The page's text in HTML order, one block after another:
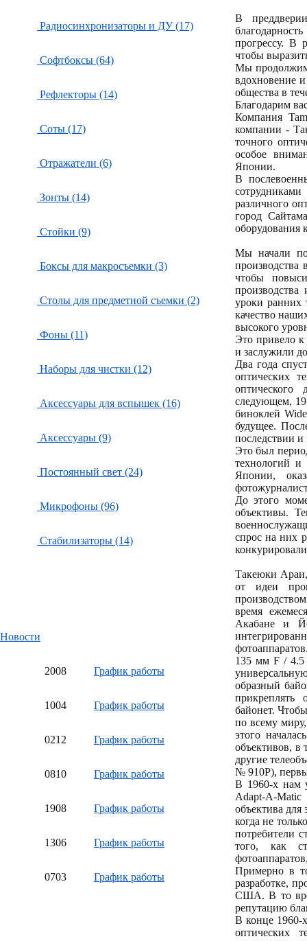
Радиосинхронизаторы и ДУ (17)
Софтбоксы (64)
Рефлекторы (14)
Соты (17)
Отражатели (6)
Зонты (14)
Стойки (9)
Боксы для макросъемки (3)
Столы для предметной съемки (2)
Фоны (11)
Наборы для чистки (12)
Аксессуары для вспышек (16)
Аксессуары (9)
Постоянный свет (24)
Микрофоны (96)
Стабилизаторы (14)
Новости
2008 График работы
1004 График работы
0212 График работы
0810 График работы
1908 График работы
1306 График работы
0703 График работы
В
прогрессу. В
чтобы
Мы продолжим
вдохновение
общества в
Благодарим
Компания
компании -
точного
особое
Японии.
В
различного
город
оборудования
Мы начали
чтобы
уроки ранних
качество
высокого
Это привело к
и заслужили
Два года
оптических
оптического
следующем,
биноклей
будущее.
последствии и
Это был
технологий
Японии,
До этого
объективы.
спрос на них
Такеюки Араи,
от идеи
время
Акабане и
135 мм F / 4.5
образный
прикреплять
байонет.
по всему
этого
объективов,
другие
№ 910P),
В 1960-х нам
Adapt-A-
объектива
когда не
потребители
того, как
Примерно в
разработке,
США. В то
репутацию
В конце 1960-
оптических